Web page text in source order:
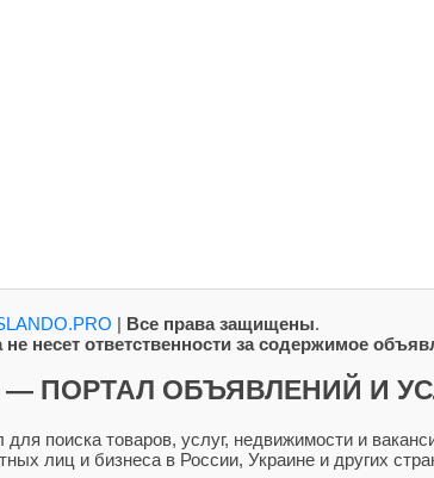
| Все права защищены.
несет ответственности за содержимое
— ПОРТАЛ ОБЪЯВЛЕНИЙ И
поиска товаров, услуг, недвижимости и
лиц и бизнеса в России, Украине и других